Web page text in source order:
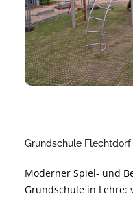
Grundschule Flechtdorf
Moderner Spiel- und
Grundschule in